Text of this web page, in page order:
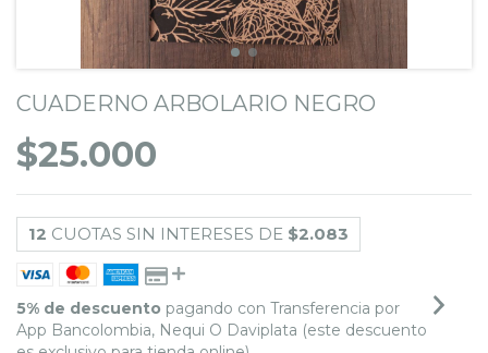
CUADERNO ARBOLARIO NEGRO
$25.000
12 CUOTAS SIN INTERESES DE $2.083
5% de descuento pagando con Transferencia por
App Bancolombia, Nequi O Daviplata (este descuento